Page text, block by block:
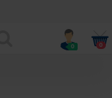
0 0